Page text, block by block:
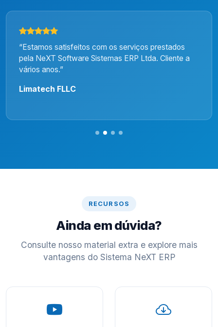
“Estamos satisfeitos com os serviços prestados
pela NeXT Software Sistemas ERP Ltda. Cliente a
vários anos.”
Limatech FLLC
RECURSOS
Ainda em dúvida?
Consulte nosso material extra e explore mais
vantagens do Sistema NeXT ERP